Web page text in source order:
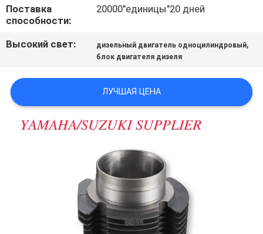
СПРОСИТЕ
ЦИТАТУ
САЙТА
PRIVACY
Поставка
способности:
20000"единицы"20 дней
Высокий свет: дизельный двигатель одноцилиндровый,
блок двигателя дизеля
ЛУЧШАЯ ЦЕНА